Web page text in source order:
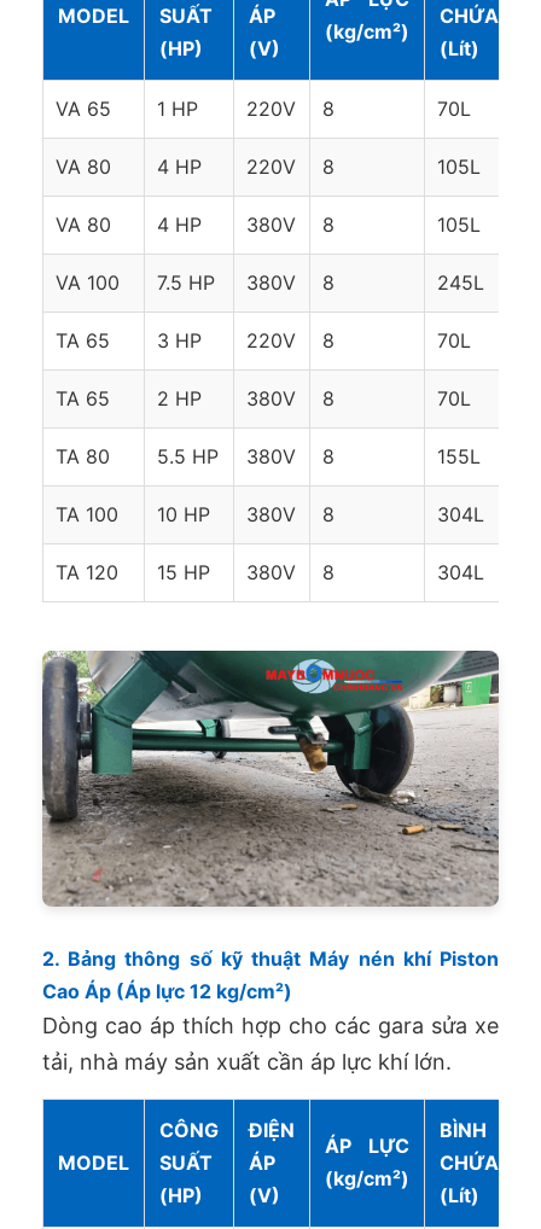
MODEL
SUẤT
(HP)
ÁP
(V)
(kg/cm²)
CHỨA
(Lít)
VA 65 1 HP 220V 8 70L
VA 80 4 HP 220V 8 105L
VA 80 4 HP 380V 8 105L
VA 100 7.5 HP 380V 8 245L
TA 65 3 HP 220V 8 70L
TA 65 2 HP 380V 8 70L
TA 80 5.5 HP 380V 8 155L
TA 100 10 HP 380V 8 304L
TA 120 15 HP 380V 8 304L
2. Bảng thông số kỹ thuật Máy nén khí Piston
Cao Áp (Áp lực 12 kg/cm²)
Dòng cao áp thích hợp cho các gara sửa xe
tải, nhà máy sản xuất cần áp lực khí lớn.
MODEL
CÔNG
SUẤT
(HP)
ĐIỆN
ÁP
(V)
ÁP LỰC
(kg/cm²)
BÌNH
CHỨA
(Lít)